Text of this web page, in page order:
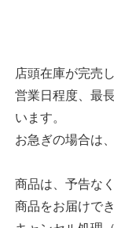
店頭在庫が完売
営業日程度、最
います。
お急ぎの場合は
商品は、予告な
商品をお届けで